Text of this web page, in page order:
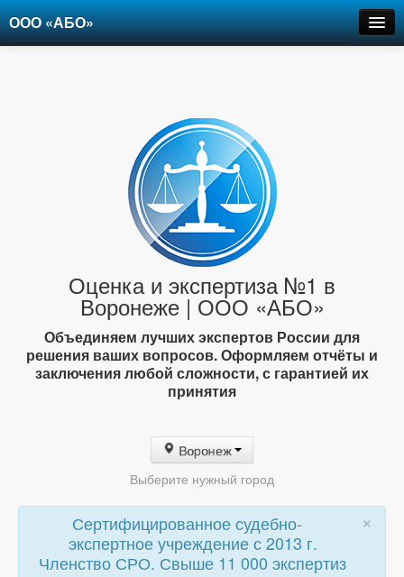
ООО «АБО»
Оценка и экспертиза №1 в
Воронеже | ООО «АБО»
Объединяем лучших экспертов России для
решения ваших вопросов. Оформляем отчёты и
заключения любой сложности, с гарантией их
принятия
Воронеж
Выберите нужный город
×
Сертифицированное судебно-
экспертное учреждение с 2013 г.
Членство СРО. Свыше 11 000 экспертиз